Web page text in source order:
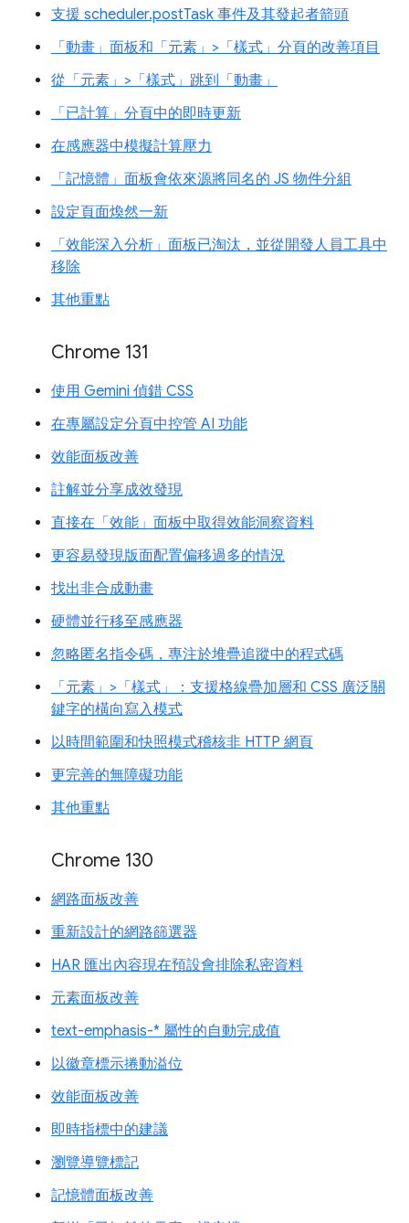
支援 scheduler.postTask 事件及其發起者箭頭
「動畫」面板和「元素」>「樣式」分頁的改善項目
從「元素」>「樣式」跳到「動畫」
「已計算」分頁中的即時更新
在感應器中模擬計算壓力
「記憶體」面板會依來源將同名的 JS 物件分組
設定頁面煥然一新
「效能深入分析」面板已淘汰，並從開發人員工具中
移除
其他重點
Chrome 131
使用 Gemini 偵錯 CSS
在專屬設定分頁中控管 AI 功能
效能面板改善
註解並分享成效發現
直接在「效能」面板中取得效能洞察資料
更容易發現版面配置偏移過多的情況
找出非合成動畫
硬體並行移至感應器
忽略匿名指令碼，專注於堆疊追蹤中的程式碼
「元素」>「樣式」：支援格線疊加層和 CSS 廣泛關
鍵字的橫向寫入模式
以時間範圍和快照模式稽核非 HTTP 網頁
更完善的無障礙功能
其他重點
Chrome 130
網路面板改善
重新設計的網路篩選器
HAR 匯出內容現在預設會排除私密資料
元素面板改善
text-emphasis-* 屬性的自動完成值
以徽章標示捲動溢位
效能面板改善
即時指標中的建議
瀏覽導覽標記
記憶體面板改善